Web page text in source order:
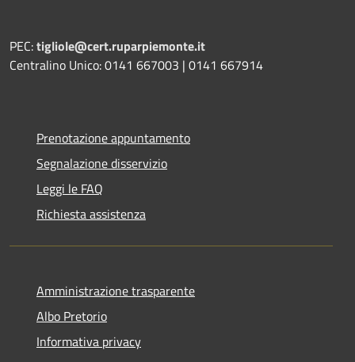
PEC:tigliole@cert.ruparpiemonte.it
Centralino Unico: 0141 667003 | 0141 667914
Prenotazione appuntamento
Segnalazione disservizio
Leggi le FAQ
Richiesta assistenza
Amministrazione trasparente
Albo Pretorio
Informativa privacy